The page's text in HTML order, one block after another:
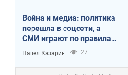
Война и медиа: политика
перешла в соцсети, а
СМИ играют по правилам
YouTube
Павел Казарин 27